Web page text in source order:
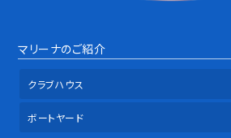
マリーナのご紹介
クラブハウス
ボートヤード